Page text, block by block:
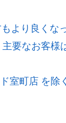
より良くな
要なお客様
室町店 を除